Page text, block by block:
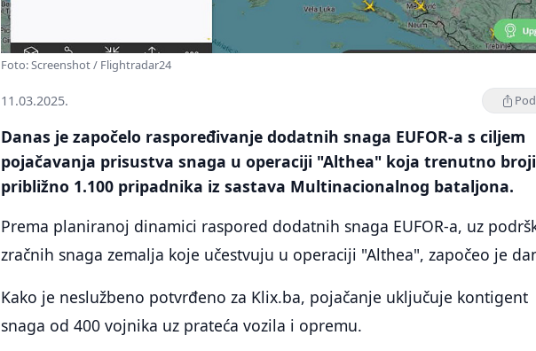
Foto: Screenshot / Flightradar24
11.03.2025.
Danas je započelo raspoređivanje dodatnih snaga EUFOR-a s ciljem
pojačavanja prisustva snaga u operaciji "Althea" koja trenutno broji
približno 1.100 pripadnika iz sastava Multinacionalnog bataljona.
Prema planiranoj dinamici raspored dodatnih snaga EUFOR-a, uz
zračnih snaga zemalja koje učestvuju u operaciji "Althea", započeo je
Kako je neslužbeno potvrđeno za Klix.ba, pojačanje uključuje kontigent
snaga od 400 vojnika uz prateća vozila i opremu.